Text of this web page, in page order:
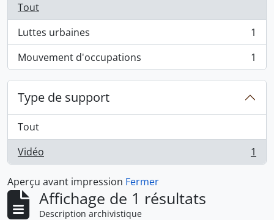
Tout
Luttes urbaines
, 1 résultats
1
Mouvement d'occupations
, 1 résultats 1
Type de support
Tout
Vidéo
, 1 résultats 1
Aperçu avant impression Fermer
Affichage de 1 résultats
Description archivistique